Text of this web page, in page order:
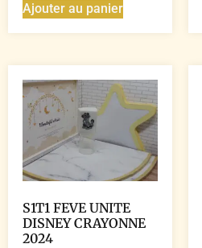
Ajouter au panier
S1T1 FEVE UNITE
DISNEY CRAYONNE
2024